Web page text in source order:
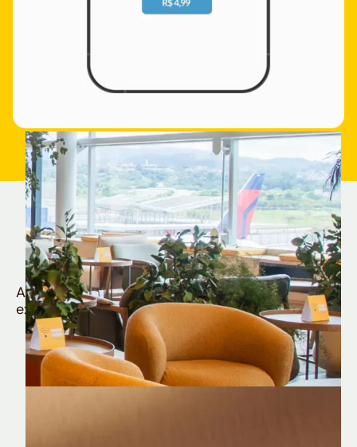
Quem é Nomad tem
muito mais
Aproveite todos os benefícios e vantagens
exclusivas da sua Conta Internacional